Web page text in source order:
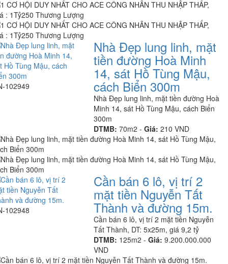
102949
Nhà Đẹp lung linh, mặt
tiền đường Hoà Minh
14, sát Hồ Tùng Mậu,
cách Biển 300m
Nhà Đẹp lung linh, mặt tiền đường Hoà
Minh 14, sát Hồ Tùng Mậu, cách Biển
300m
DTMB: 70m2 -Giá: 210 VND
102948
Cần bán 6 lô, vị trí 2
mặt tiền Nguyễn Tất
Thành và đường 15m.
Cần bán 6 lô, vị trí 2 mặt tiền Nguyễn
Tất Thành, DT: 5x25m, giá 9,2 tỷ
DTMB: 125m2 -Giá: 9.200.000.000
VND